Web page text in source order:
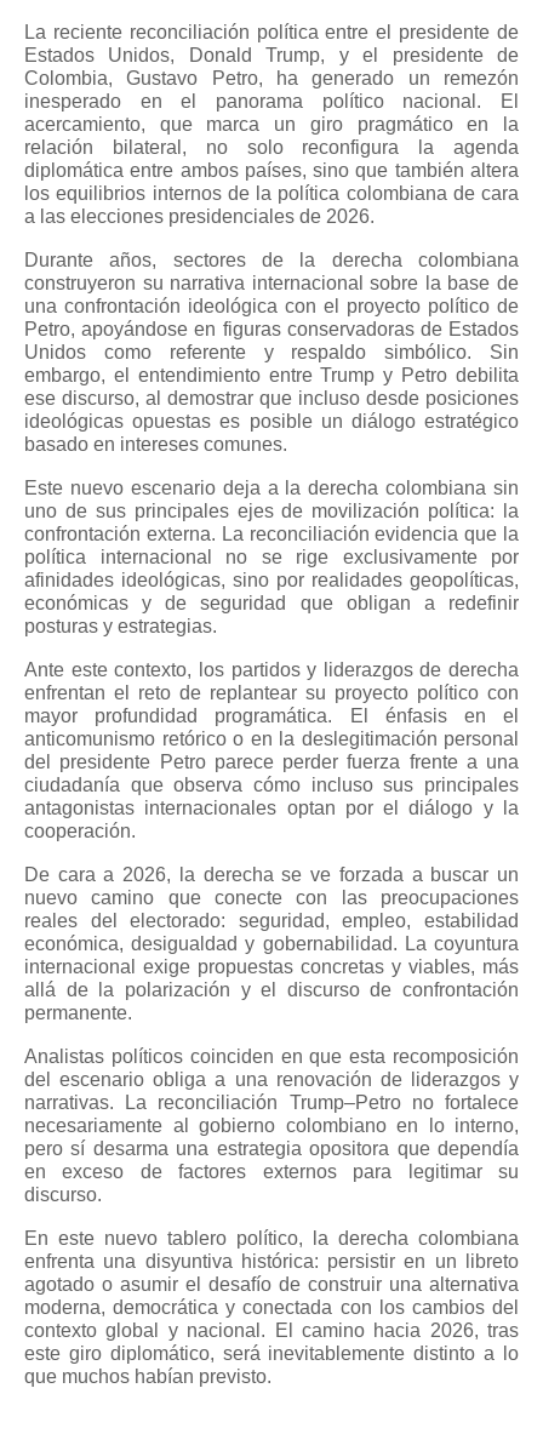
La reciente reconciliación política entre el presidente de
Estados Unidos, Donald Trump, y el presidente de
Colombia, Gustavo Petro, ha generado un remezón
inesperado en el panorama político nacional. El
acercamiento, que marca un giro pragmático en la
relación bilateral, no solo reconfigura la agenda
diplomática entre ambos países, sino que también altera
los equilibrios internos de la política colombiana de cara
a las elecciones presidenciales de 2026.
Durante años, sectores de la derecha colombiana
construyeron su narrativa internacional sobre la base de
una confrontación ideológica con el proyecto político de
Petro, apoyándose en figuras conservadoras de Estados
Unidos como referente y respaldo simbólico. Sin
embargo, el entendimiento entre Trump y Petro debilita
ese discurso, al demostrar que incluso desde posiciones
ideológicas opuestas es posible un diálogo estratégico
basado en intereses comunes.
Este nuevo escenario deja a la derecha colombiana sin
uno de sus principales ejes de movilización política: la
confrontación externa. La reconciliación evidencia que la
política internacional no se rige exclusivamente por
afinidades ideológicas, sino por realidades geopolíticas,
económicas y de seguridad que obligan a redefinir
posturas y estrategias.
Ante este contexto, los partidos y liderazgos de derecha
enfrentan el reto de replantear su proyecto político con
mayor profundidad programática. El énfasis en el
anticomunismo retórico o en la deslegitimación personal
del presidente Petro parece perder fuerza frente a una
ciudadanía que observa cómo incluso sus principales
antagonistas internacionales optan por el diálogo y la
cooperación.
De cara a 2026, la derecha se ve forzada a buscar un
nuevo camino que conecte con las preocupaciones
reales del electorado: seguridad, empleo, estabilidad
económica, desigualdad y gobernabilidad. La coyuntura
internacional exige propuestas concretas y viables, más
allá de la polarización y el discurso de confrontación
permanente.
Analistas políticos coinciden en que esta recomposición
del escenario obliga a una renovación de liderazgos y
narrativas. La reconciliación Trump–Petro no fortalece
necesariamente al gobierno colombiano en lo interno,
pero sí desarma una estrategia opositora que dependía
en exceso de factores externos para legitimar su
discurso.
En este nuevo tablero político, la derecha colombiana
enfrenta una disyuntiva histórica: persistir en un libreto
agotado o asumir el desafío de construir una alternativa
moderna, democrática y conectada con los cambios del
contexto global y nacional. El camino hacia 2026, tras
este giro diplomático, será inevitablemente distinto a lo
que muchos habían previsto.